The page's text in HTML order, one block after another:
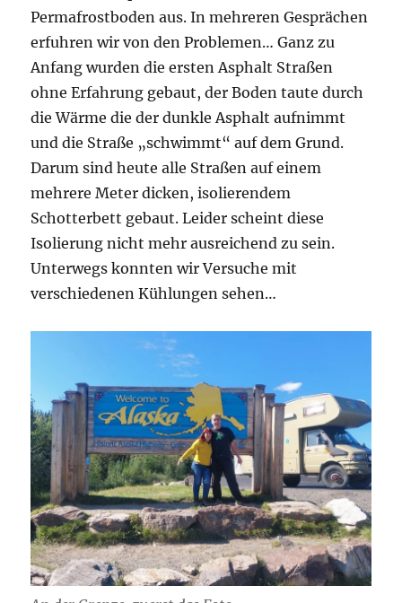
Permafrostboden aus. In mehreren Gesprächen
erfuhren wir von den Problemen… Ganz zu
Anfang wurden die ersten Asphalt Straßen
ohne Erfahrung gebaut, der Boden taute durch
die Wärme die der dunkle Asphalt aufnimmt
und die Straße „schwimmt“ auf dem Grund.
Darum sind heute alle Straßen auf einem
mehrere Meter dicken, isolierendem
Schotterbett gebaut. Leider scheint diese
Isolierung nicht mehr ausreichend zu sein.
Unterwegs konnten wir Versuche mit
verschiedenen Kühlungen sehen…